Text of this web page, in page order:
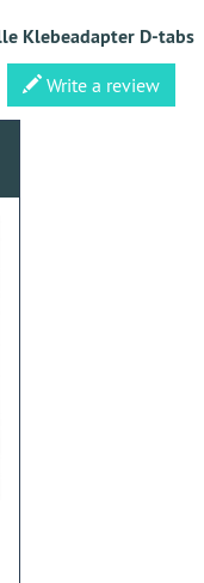
Klebeadapter D-tabs
Write a review